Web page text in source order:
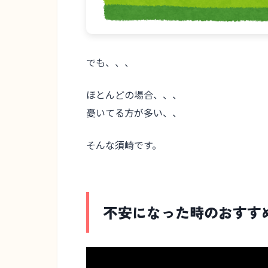
でも、、、
ほとんどの場合、、、
憂いてる方が多い、、
そんな須崎です。
不安になった時のおすす